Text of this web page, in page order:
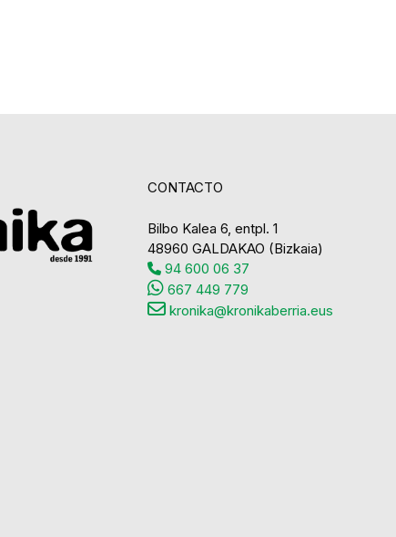
CONTACTO
Bilbo Kalea 6, entpl. 1
48960 GALDAKAO (Bizkaia)
94 600 06 37
667 449 779
kronika@kronikaberria.eus